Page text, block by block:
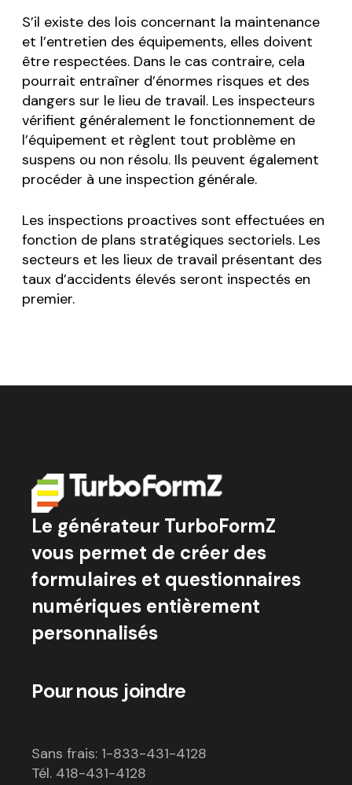
S’il existe des lois concernant la maintenance
et l’entretien des équipements, elles doivent
être respectées. Dans le cas contraire, cela
pourrait entraîner d’énormes risques et des
dangers sur le lieu de travail. Les inspecteurs
vérifient généralement le fonctionnement de
l’équipement et règlent tout problème en
suspens ou non résolu. Ils peuvent également
procéder à une inspection générale.
Les inspections proactives sont effectuées en
fonction de plans stratégiques sectoriels. Les
secteurs et les lieux de travail présentant des
taux d’accidents élevés seront inspectés en
premier.
Le générateur TurboFormZ
vous permet de créer des
formulaires et questionnaires
numériques entièrement
personnalisés
Pour nous joindre
Sans frais: 1-833-431-4128
Tél. 418-431-4128